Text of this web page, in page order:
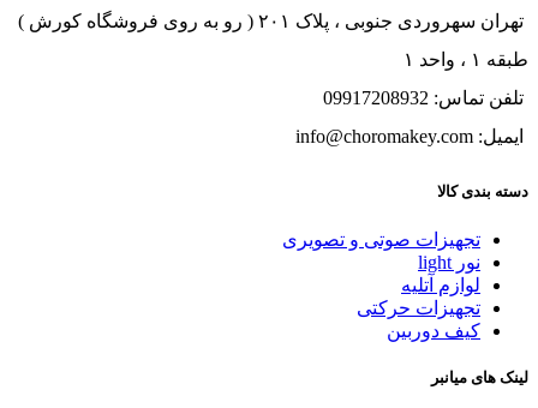
تهران سهروردی جنوبی ، پلاک ۲۰۱ ( رو به روی فروشگاه کورش )
طبقه ۱ ، واحد ۱
تلفن تماس: 09917208932
ایمیل: info@choromakey.com
دسته بندی کالا
تجهیزات صوتی و تصویری
نور light
لوازم آتلیه
تجهیزات حرکتی
کیف دوربین
لینک های میانبر